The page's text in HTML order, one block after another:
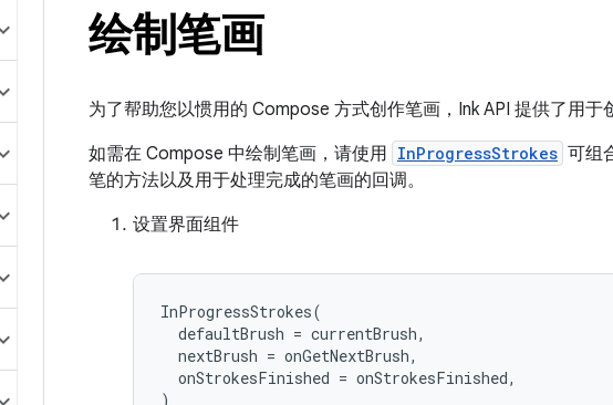
绘制笔画
为了帮助您以惯用的 Compose 方式创作笔画，Ink API 提供了用
如需在 Compose 中绘制笔画，请使用 InProgressStrokes 可组
笔的方法以及用于处理完成的笔画的回调。
设置界面组件
InProgressStrokes(
defaultBrush = currentBrush,
nextBrush = onGetNextBrush,
onStrokesFinished = onStrokesFinished,
)